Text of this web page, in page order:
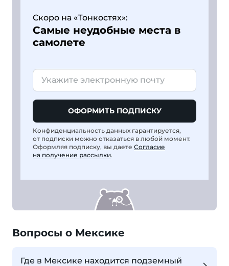
Скоро на «Тонкостях»:
Самые неудобные места в
самолете
ОФОРМИТЬ ПОДПИСКУ
Конфиденциальность данных гарантируется,
от подписки можно отказаться в любой момент.
Оформляя подписку, вы даете Согласие
на получение рассылки.
Вопросы о Мексике
Где в Мексике находится подземный